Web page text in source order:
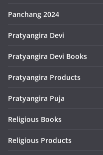
Panchang 2024
Pratyangira Devi
Pratyangira Devi Books
Pratyangira Products
Pratyangira Puja
Religious Books
Religious Products